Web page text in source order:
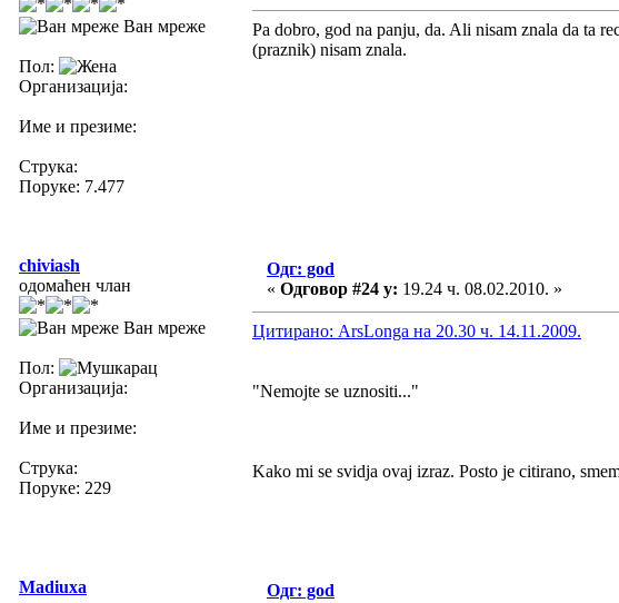
Ван мреже
Пол:
Организација:
Име и презиме:
Струка:
Поруке: 7.477
Pa dobro, god na panju, da. Ali nisam znala da ta
(praznik) nisam znala.
chiviash
одомаћен члан
Ван мреже
Пол:
Организација:
Име и презиме:
Струка:
Поруке: 229
Одг: god
« Одговор #24 у: 19.24 ч. 08.02.2010. »
Цитирано: ArsLonga на 20.30 ч. 14.11.2009.
"Nemojte se uznositi..."
Kako mi se svidja ovaj izraz. Posto je citirano,
Madiuxa
Одг: god